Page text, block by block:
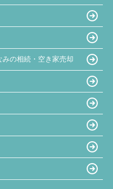
の相続・空き家売却